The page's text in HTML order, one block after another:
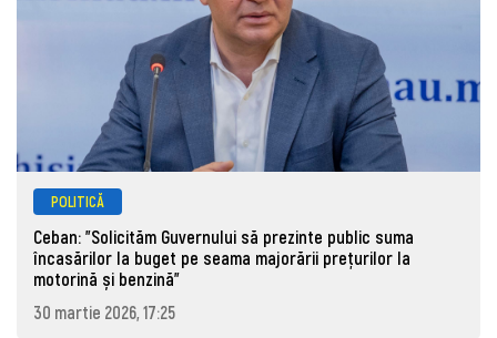
POLITICĂ
Ceban: "Solicităm Guvernului să prezinte public suma
încasărilor la buget pe seama majorării prețurilor la
motorină și benzină"
30 martie 2026, 17:25